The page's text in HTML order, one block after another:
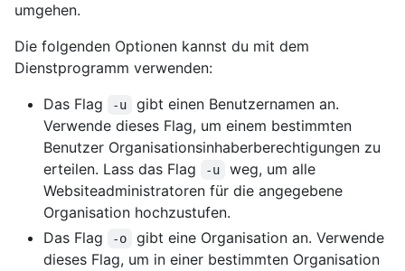
umgehen.
Die folgenden Optionen kannst du mit dem
Dienstprogramm verwenden:
Das Flag
-u
gibt einen Benutzernamen an.
Verwende dieses Flag, um einem bestimmten
Benutzer Organisationsinhaberberechtigungen zu
erteilen. Lass das Flag
-u
weg, um alle
Websiteadministratoren für die angegebene
Organisation hochzustufen.
Das Flag
-o
gibt eine Organisation an. Verwende
dieses Flag, um in einer bestimmten Organisation